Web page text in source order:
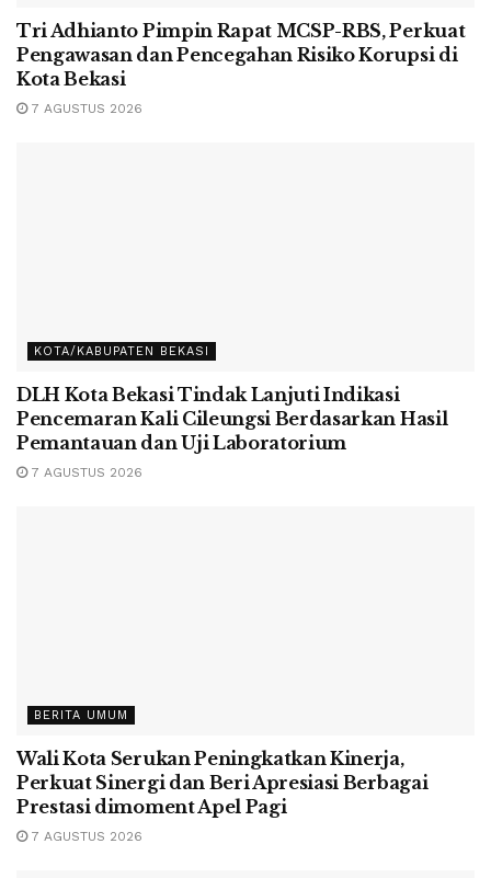
Tri Adhianto Pimpin Rapat MCSP-RBS, Perkuat
Pengawasan dan Pencegahan Risiko Korupsi di
Kota Bekasi
7 AGUSTUS 2026
KOTA/KABUPATEN BEKASI
DLH Kota Bekasi Tindak Lanjuti Indikasi
Pencemaran Kali Cileungsi Berdasarkan Hasil
Pemantauan dan Uji Laboratorium
7 AGUSTUS 2026
BERITA UMUM
Wali Kota Serukan Peningkatkan Kinerja,
Perkuat Sinergi dan Beri Apresiasi Berbagai
Prestasi dimoment Apel Pagi
7 AGUSTUS 2026